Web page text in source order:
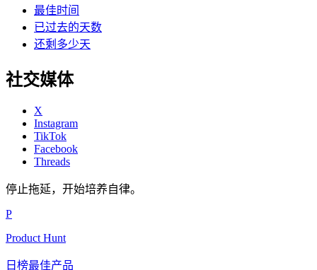
最佳时间
已过去的天数
还剩多少天
社交媒体
X
Instagram
TikTok
Facebook
Threads
停止拖延，开始培养自律。
P
Product Hunt
日榜最佳产品